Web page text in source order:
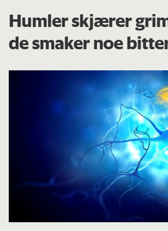
Humler skjærer
de smaker noe